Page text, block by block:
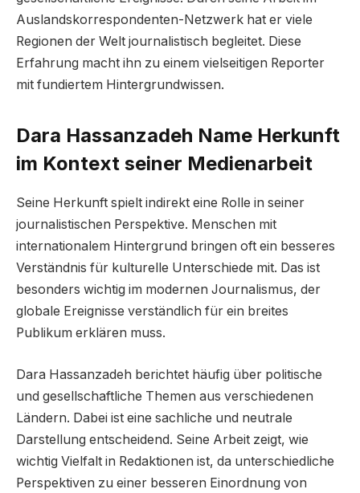
Auslandskorrespondenten-Netzwerk hat er viele
Regionen der Welt journalistisch begleitet. Diese
Erfahrung macht ihn zu einem vielseitigen Reporter
mit fundiertem Hintergrundwissen.
Dara Hassanzadeh Name Herkunft
im Kontext seiner Medienarbeit
Seine Herkunft spielt indirekt eine Rolle in seiner
journalistischen Perspektive. Menschen mit
internationalem Hintergrund bringen oft ein besseres
Verständnis für kulturelle Unterschiede mit. Das ist
besonders wichtig im modernen Journalismus, der
globale Ereignisse verständlich für ein breites
Publikum erklären muss.
Dara Hassanzadeh berichtet häufig über politische
und gesellschaftliche Themen aus verschiedenen
Ländern. Dabei ist eine sachliche und neutrale
Darstellung entscheidend. Seine Arbeit zeigt, wie
wichtig Vielfalt in Redaktionen ist, da unterschiedliche
Perspektiven zu einer besseren Einordnung von